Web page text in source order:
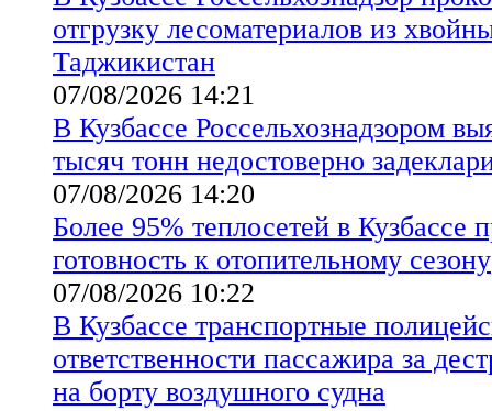
отгрузку лесоматериалов из
Таджикистан
07/08/2026 14:21
В Кузбассе Россельхознадзором
тысяч тонн недостоверно
07/08/2026 14:20
Более 95% теплосетей в Кузбассе
готовность к отопительному сезону
07/08/2026 10:22
В Кузбассе транспортные
ответственности пассажира за
на борту воздушного судна